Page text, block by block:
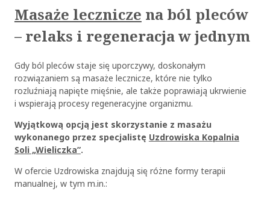
Masaże lecznicze na ból pleców
– relaks i regeneracja w jednym
Gdy ból pleców staje się uporczywy, doskonałym
rozwiązaniem są masaże lecznicze, które nie tylko
rozluźniają napięte mięśnie, ale także poprawiają ukrwienie
i wspierają procesy regeneracyjne organizmu.
Wyjątkową opcją jest skorzystanie z masażu
wykonanego przez specjalistę Uzdrowiska Kopalnia
Soli „Wieliczka”.
W ofercie Uzdrowiska znajdują się różne formy terapii
manualnej, w tym m.in.: